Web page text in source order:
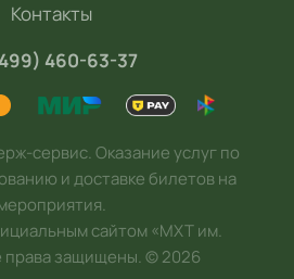
Контакты
460-63-37
сервис. Оказание услуг по
и доставке билетов на
сайтом «МХТ им.
права защищены.©2026